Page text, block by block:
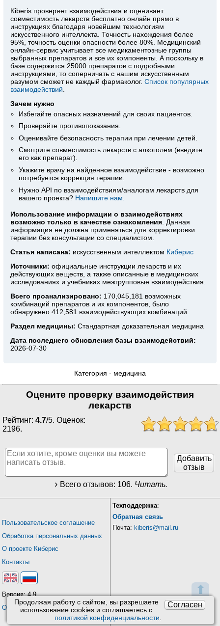
⬆
Согласен
Продолжая работу с сайтом, вы разрешаете
использование сookies и соглашаетесь с
политикой конфиденциальности.
Kiberis проверяет взаимодействия и оценивает
совместимость лекарств бесплатно онлайн прямо в
инструкциях благодаря новейшим технологиям
искусственного интеллекта. Точность нахождения более
95%, точность оценки опасности более 80%. Медицинский
онлайн-сервис учитывает все медикаментозные группы
выбранных препаратов и все их компоненты. А поскольку в
базе содержится 25000 препаратов с подробными
инструкциями, то соперничать с нашим искусственным
разумом сможет не каждый фармаколог.Список популярных
взаимодействий.
Зачем нужно
Избегайте опасных назначений для своих пациентов.
Проверяйте противопоказания.
Оценивайте безопасность терапии при лечении детей.
Смотрите совместимость лекарств с алкоголем (введите
его как препарат).
Укажите врачу на найденное взаимодействие - возможно
потребуется коррекция терапии.
Нужно API по взаимодействиям/аналогам лекарств для
вашего проекта? Напишите нам.
Использование информации о взаимодействиях
возможно только в качестве ознакомления . Данная
информация не должна применяться для корректировки
терапии без консультации со специалистом.
Статья написана: искусственным интеллектом Киберис
Источники: официальные инструкции лекарств и их
действующих веществ, а также описанные в медицинских
исследованиях и учебниках межгрупповые взаимодействия.
Всего проанализировано: 170,045,181 возможных
комбинаций препаратов и их компонентов, было
обнаружено 412,581 взаимодействующих комбинаций.
Раздел медицины: Стандартная доказательная медицина
Дата последнего обновления базы взаимодействий:
2026-07-30
Категория - медицина
Оцените проверку взаимодействия
лекарств
Рейтинг: 4.7/5. Оценок:
2196.
Добавить
отзыв
Всего отзывов: 106. Читать.
Пользовательское соглашение
Обработка персональных данных
О проекте Киберис
Контакты
Версия: 4.9
Обновления
Техподдержка:
Обратная связь
Почта: kiberis@mail.ru